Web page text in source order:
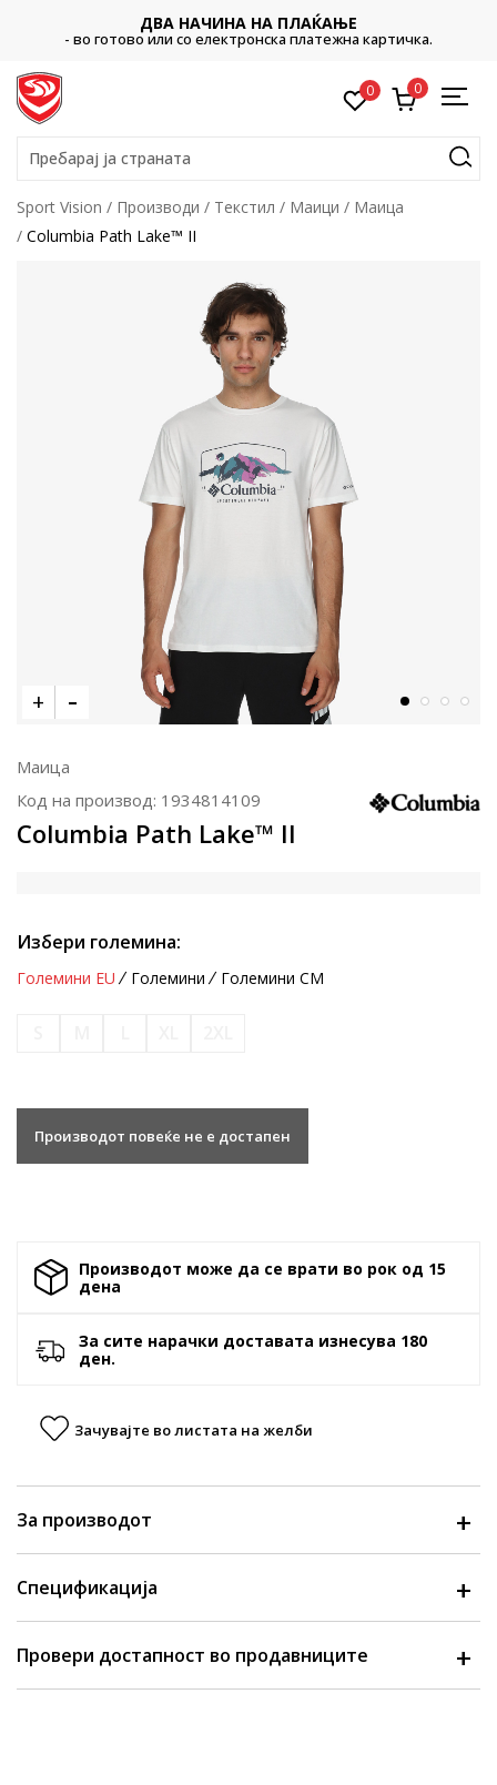
ДВА НАЧИНА НА ПЛАЌАЊЕ
- во готово или со електронска платежна картичка.
0 0
Пребарај ја страната
Sport Vision Производи Текстил Маици
Маица
Columbia Path Lake™ II
Маица
Код на производ: 1934814109
Columbia Path Lake™ II
Избери големина:
Големини EU Големини Големини CM
Производот повеќе не е достапен
Производот може да се врати во рок од 15
денa
За сите нарачки доставата изнесува 180
ден.
Зачувајте во листата на желби
За производот
Спецификација
Провери достапност во продавниците